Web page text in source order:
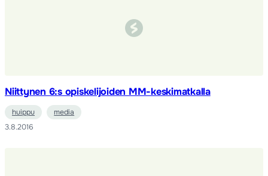
Niittynen 6:s opiskelijoiden MM-keskimatkalla
huippu
media
3.8.2016